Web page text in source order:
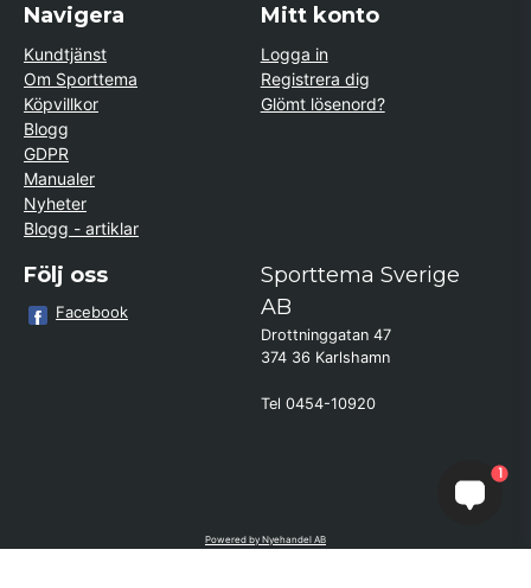
Navigera
Kundtjänst
Om Sporttema
Köpvillkor
Blogg
GDPR
Manualer
Nyheter
Blogg - artiklar
Mitt konto
Logga in
Registrera dig
Glömt lösenord?
Följ oss
Facebook
Sporttema Sverige
AB
Drottninggatan 47
374 36 Karlshamn
Tel 0454-10920
Powered by Nyehandel AB
1